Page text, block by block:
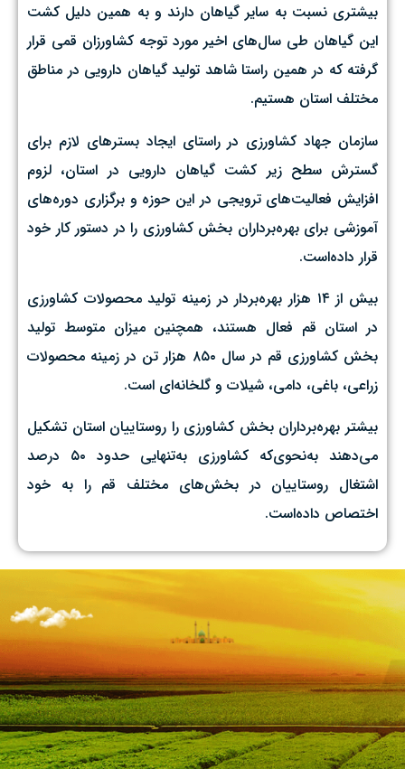
بیشتری نسبت به سایر گیاهان دارند و به همین دلیل کشت
این گیاهان طی سال‌های اخیر مورد توجه کشاورزان قمی قرار
گرفته که در همین راستا شاهد تولید گیاهان دارویی در مناطق
مختلف استان هستیم.
سازمان جهاد کشاورزی در راستای ایجاد بسترهای لازم برای
گسترش سطح زیر کشت گیاهان دارویی در استان، لزوم
افزایش فعالیت‌های ترویجی در این حوزه و برگزاری دوره‌های
آموزشی برای بهره‌برداران بخش کشاورزی را در دستور کار خود
قرار داده‌است.
بیش از ۱۴ هزار بهره‌بردار در زمینه تولید محصولات کشاورزی
در استان قم فعال هستند، همچنین میزان متوسط تولید
بخش کشاورزی قم در سال ۸۵۰ هزار تن در زمینه محصولات
زراعی،‌ باغی،‌ دامی، شیلات و گلخانه‌ای است.
بیشتر بهره‌برداران بخش کشاورزی را روستاییان استان تشکیل
می‌دهند به‌نحوی‌که کشاورزی به‌تنهایی حدود ۵۰ درصد
اشتغال روستاییان در بخش‌های مختلف قم را به خود
اختصاص داده‌است.